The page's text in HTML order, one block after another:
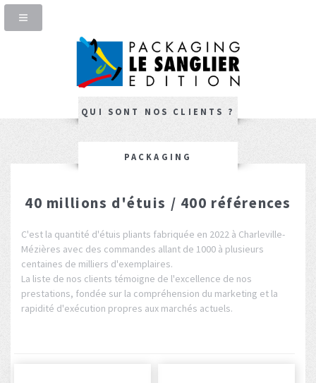
QUI SONT NOS CLIENTS ?
PACKAGING
40 millions d'étuis / 400 références
C'est la quantité d'étuis pliants fabriquée en 2022 à Charleville-
Mézières avec des commandes allant de 1000 à plusieurs
centaines de milliers d'exemplaires.
La liste de nos clients témoigne de l'excellence de nos
prestations, fondée sur la compréhension du marketing et la
rapidité d'exécution propres aux marchés actuels.